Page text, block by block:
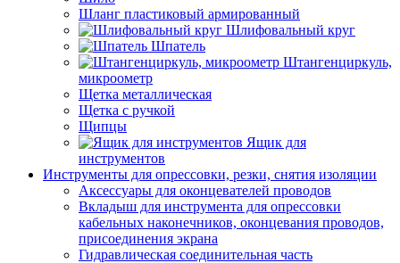
Шланг пластиковый армированный
Шлифовальный круг
Шпатель
Штангенциркуль,
микроометр
Щетка металлическая
Щетка с ручкой
Щипцы
Ящик для
инструментов
Инструменты для опрессовки, резки, снятия изоляции
Аксессуары для оконцевателей проводов
Вкладыш для инструмента для опрессовки
кабельных наконечников, оконцевания проводов,
присоединения экрана
Гидравлическая соединительная часть